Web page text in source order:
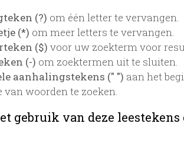
(?) om één letter te vervangen.
(*) om meer letters te vervangen.
($) voor uw zoekterm voor
(-) om zoektermen uit te sluiten.
aanhalingstekens (" ") aan het
woorden te zoeken.
gebruik van deze